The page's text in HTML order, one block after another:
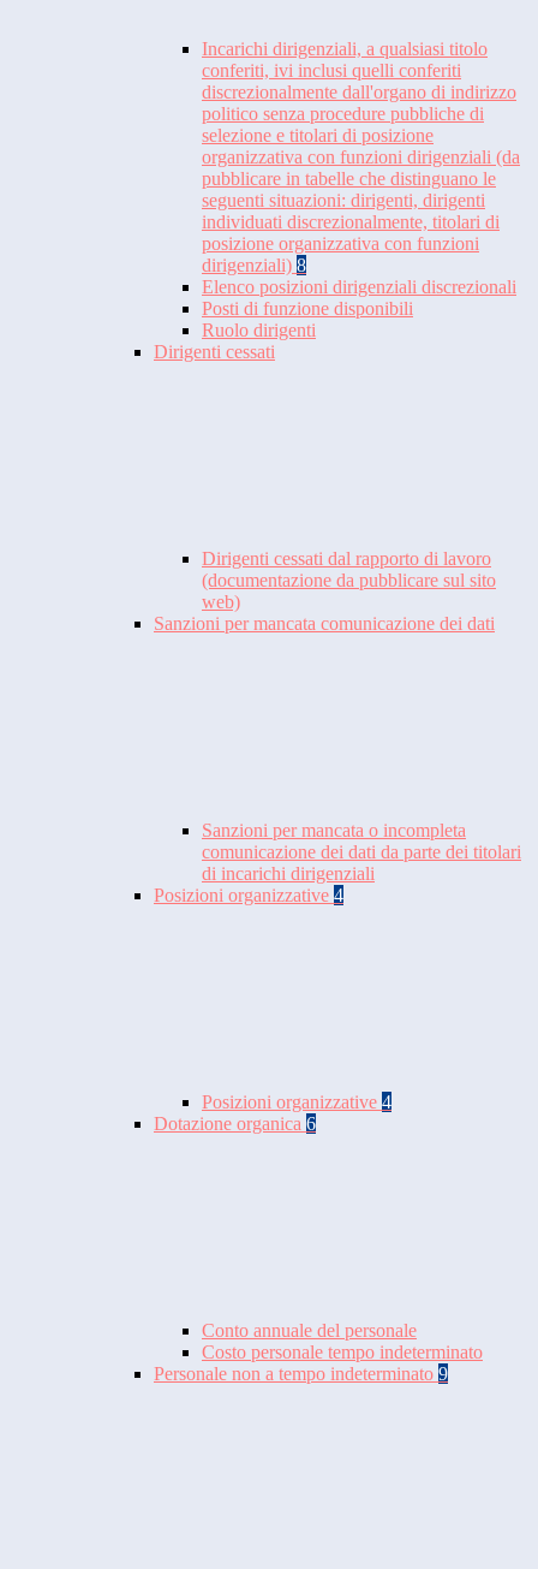
Incarichi dirigenziali, a qualsiasi titolo
conferiti, ivi inclusi quelli conferiti
discrezionalmente dall'organo di indirizzo
politico senza procedure pubbliche di
selezione e titolari di posizione
organizzativa con funzioni dirigenziali (da
pubblicare in tabelle che distinguano le
seguenti situazioni: dirigenti, dirigenti
individuati discrezionalmente, titolari di
posizione organizzativa con funzioni
dirigenziali) 8
Elenco posizioni dirigenziali discrezionali
Posti di funzione disponibili
Ruolo dirigenti
Dirigenti cessati
Dirigenti cessati dal rapporto di lavoro
(documentazione da pubblicare sul sito
web)
Sanzioni per mancata comunicazione dei dati
Sanzioni per mancata o incompleta
comunicazione dei dati da parte dei titolari
di incarichi dirigenziali
Posizioni organizzative 4
Posizioni organizzative 4
Dotazione organica 6
Conto annuale del personale
Costo personale tempo indeterminato
Personale non a tempo indeterminato 9